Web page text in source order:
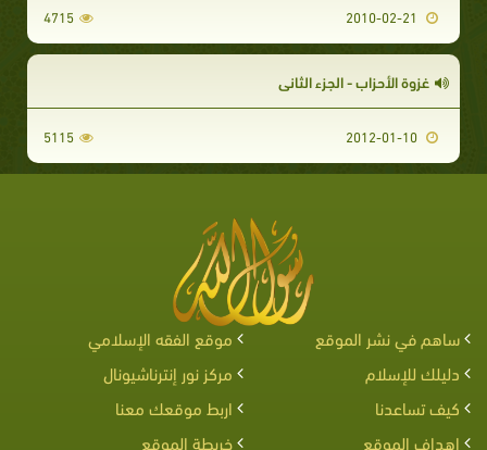
4715
غزوة الأحزاب - الجزء الثاني
5115
ساهم في نشر الموقع
موقع الفقه الإسلامي
دليلك للإسلام
مركز نور إنترناشيونال
كيف تساعدنا
اربط موقعك معنا
اهداف الموقع
خريطة الموقع